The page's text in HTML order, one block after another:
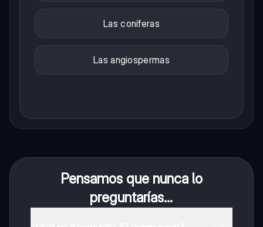
Las coníferas
Las angiospermas
Pensamos que nunca lo
preguntarías...